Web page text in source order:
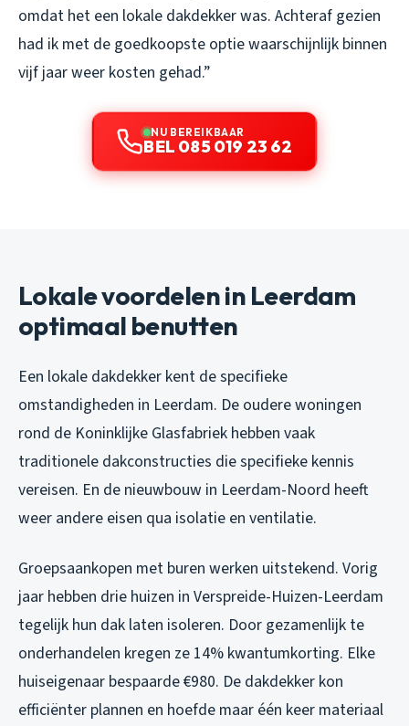
omdat het een lokale dakdekker was. Achteraf gezien
had ik met de goedkoopste optie waarschijnlijk binnen
vijf jaar weer kosten gehad.”
NU BEREIKBAAR
BEL 085 019 23 62
Lokale voordelen in Leerdam
optimaal benutten
Een lokale dakdekker kent de specifieke
omstandigheden in Leerdam. De oudere woningen
rond de Koninklijke Glasfabriek hebben vaak
traditionele dakconstructies die specifieke kennis
vereisen. En de nieuwbouw in Leerdam-Noord heeft
weer andere eisen qua isolatie en ventilatie.
Groepsaankopen met buren werken uitstekend. Vorig
jaar hebben drie huizen in Verspreide-Huizen-Leerdam
tegelijk hun dak laten isoleren. Door gezamenlijk te
onderhandelen kregen ze 14% kwantumkorting. Elke
huiseigenaar bespaarde €980. De dakdekker kon
efficiënter plannen en hoefde maar één keer materiaal